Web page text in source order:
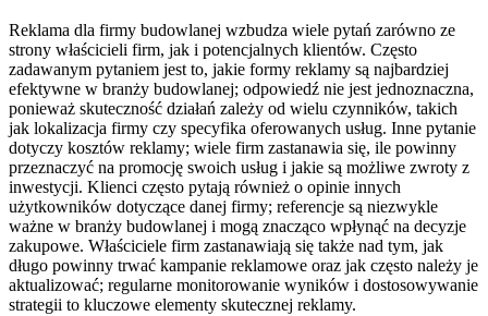
Reklama dla firmy budowlanej wzbudza wiele pytań zarówno ze
strony właścicieli firm, jak i potencjalnych klientów. Często
zadawanym pytaniem jest to, jakie formy reklamy są najbardziej
efektywne w branży budowlanej; odpowiedź nie jest jednoznaczna,
ponieważ skuteczność działań zależy od wielu czynników, takich
jak lokalizacja firmy czy specyfika oferowanych usług. Inne pytanie
dotyczy kosztów reklamy; wiele firm zastanawia się, ile powinny
przeznaczyć na promocję swoich usług i jakie są możliwe zwroty z
inwestycji. Klienci często pytają również o opinie innych
użytkowników dotyczące danej firmy; referencje są niezwykle
ważne w branży budowlanej i mogą znacząco wpłynąć na decyzje
zakupowe. Właściciele firm zastanawiają się także nad tym, jak
długo powinny trwać kampanie reklamowe oraz jak często należy je
aktualizować; regularne monitorowanie wyników i dostosowywanie
strategii to kluczowe elementy skutecznej reklamy.